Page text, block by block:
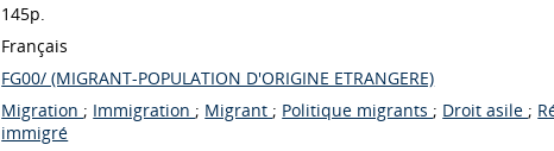
145p.
Français
FG00/ (MIGRANT-POPULATION D'ORIGINE ETRANGERE)
Migration ; Immigration ; Migrant ; Politique migrants ; Droit asile ;
immigré